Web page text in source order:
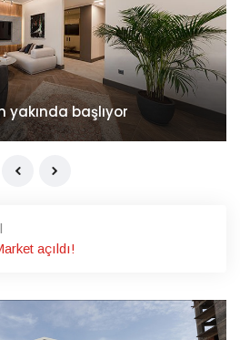
yakında başlıyor
açıldı!